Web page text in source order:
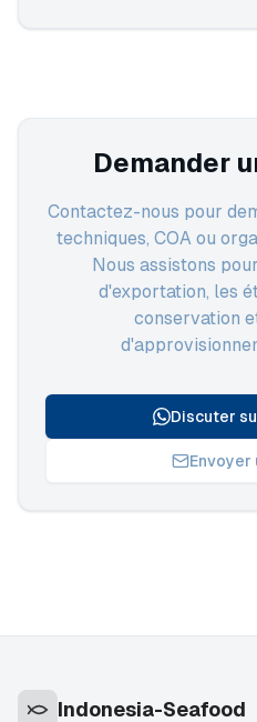
Demander
Contactez-nous pour
techniques, COA ou
Nous assistons
d'exportation, les
conservation
Discuter
Envoyer
Indonesia-Seafood